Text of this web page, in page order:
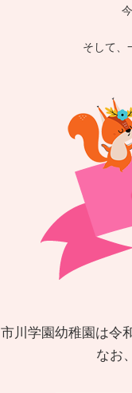
そして、
市川学園幼稚園は令
なお